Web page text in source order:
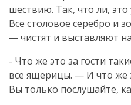
шествию. Так, что ли, это
Все столовое серебро и
— чистят и выставляют
- Что же это за гости
все ящерицы. — И что же
Вы только послушайте,